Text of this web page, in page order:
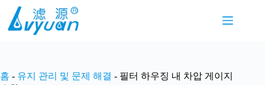
으
뛰
홈 - 유지 관리 및 문제 해결 - 필터 하우징 내 차압 게이지